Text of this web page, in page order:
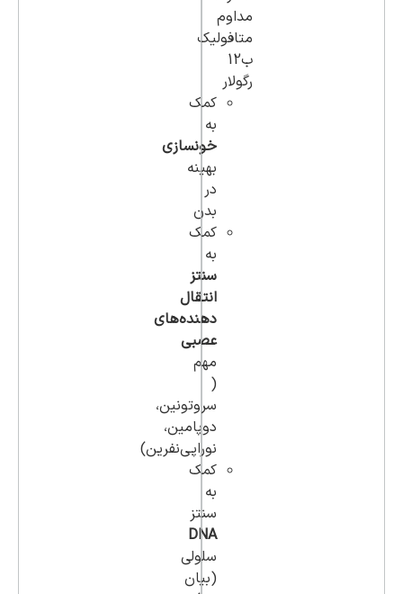
مداوم
متافولیک
ب12
رگولار
کمک
به
خونسازی
بهینه
در
بدن
کمک
به
سنتز
انتقال
دهنده‌های
عصبی
مهم
(
سروتونین،
دوپامین،
نوراپی‌نفرین)
کمک
به
سنتز
DNA
سلولی
(بیان